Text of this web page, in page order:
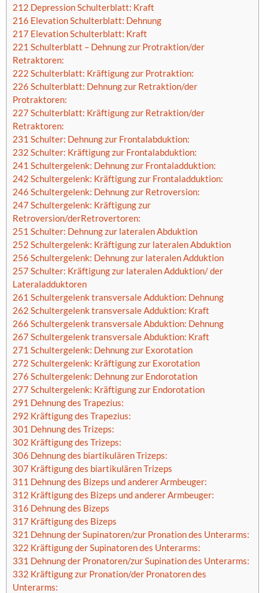
212 Depression Schulterblatt: Kraft
216 Elevation Schulterblatt: Dehnung
217 Elevation Schulterblatt: Kraft
221 Schulterblatt – Dehnung zur Protraktion/der
Retraktoren:
222 Schulterblatt: Kräftigung zur Protraktion:
226 Schulterblatt: Dehnung zur Retraktion/der
Protraktoren:
227 Schulterblatt: Kräftigung zur Retraktion/der
Retraktoren:
231 Schulter: Dehnung zur Frontalabduktion:
232 Schulter: Kräftigung zur Frontalabduktion:
241 Schultergelenk: Dehnung zur Frontaladduktion:
242 Schultergelenk: Kräftigung zur Frontaladduktion:
246 Schultergelenk: Dehnung zur Retroversion:
247 Schultergelenk: Kräftigung zur
Retroversion/derRetrovertoren:
251 Schulter: Dehnung zur lateralen Abduktion
252 Schultergelenk: Kräftigung zur lateralen Abduktion
256 Schultergelenk: Dehnung zur lateralen Adduktion
257 Schulter: Kräftigung zur lateralen Adduktion/ der
Lateraladduktoren
261 Schultergelenk transversale Adduktion: Dehnung
262 Schultergelenk transversale Adduktion: Kraft
266 Schultergelenk transversale Abduktion: Dehnung
267 Schultergelenk transversale Abduktion: Kraft
271 Schultergelenk: Dehnung zur Exorotation
272 Schultergelenk: Kräftigung zur Exorotation
276 Schultergelenk: Dehnung zur Endorotation
277 Schultergelenk: Kräftigung zur Endorotation
291 Dehnung des Trapezius:
292 Kräftigung des Trapezius:
301 Dehnung des Trizeps:
302 Kräftigung des Trizeps:
306 Dehnung des biartikulären Trizeps:
307 Kräftigung des biartikulären Trizeps
311 Dehnung des Bizeps und anderer Armbeuger:
312 Kräftigung des Bizeps und anderer Armbeuger:
316 Dehnung des Bizeps
317 Kräftigung des Bizeps
321 Dehnung der Supinatoren/zur Pronation des Unterarms:
322 Kräftigung der Supinatoren des Unterarms:
331 Dehnung der Pronatoren/zur Supination des Unterarms:
332 Kräftigung zur Pronation/der Pronatoren des
Unterarms: